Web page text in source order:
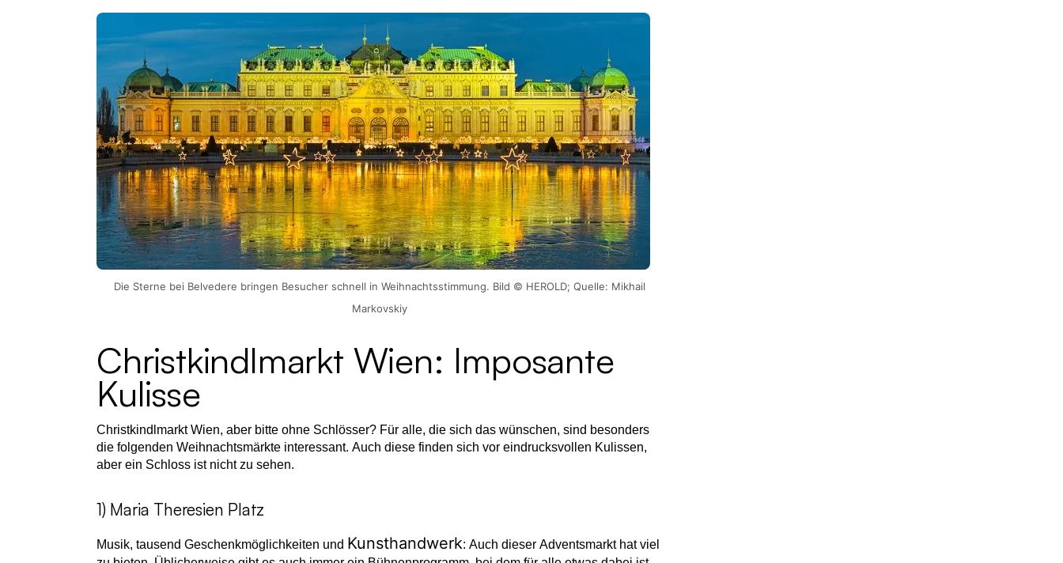
Die Sterne bei Belvedere bringen Besucher schnell in Weihnachtsstimmung. Bild © HEROLD; Quelle: Mikhail
Markovskiy
Christkindlmarkt Wien: Imposante
Kulisse
Christkindlmarkt Wien, aber bitte ohne Schlösser? Für alle, die sich das wünschen, sind besonders
die folgenden Weihnachtsmärkte interessant. Auch diese finden sich vor eindrucksvollen Kulissen,
aber ein Schloss ist nicht zu sehen.
1) Maria Theresien Platz
Musik, tausend Geschenkmöglichkeiten und Kunsthandwerk: Auch dieser Adventsmarkt hat viel